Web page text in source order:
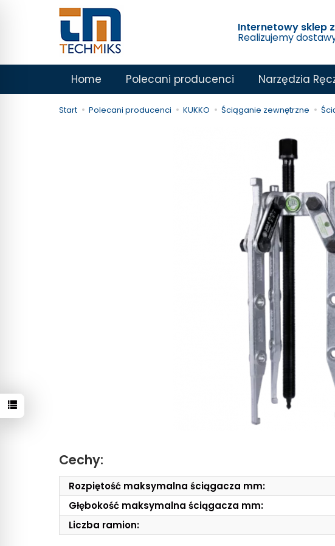
Internetowy sklep
Realizujemy
Home Polecani producenci Narzędzia
Start Polecani producenci KUKKO Ściąganie zewnętrzne
Cechy:
Rozpiętość maksymalna ściągacza mm:
Głębokość maksymalna ściągacza mm:
Liczba ramion: